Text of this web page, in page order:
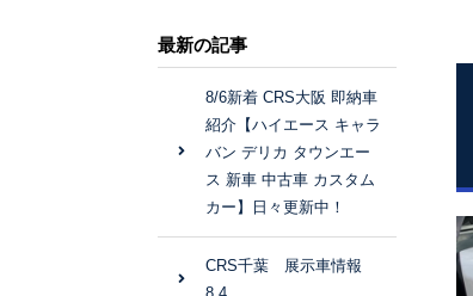
最新の記事
8/6新着 CRS大阪 即納車
紹介【ハイエース キャラ
バン デリカ タウンエー
ス 新車 中古車 カスタム
カー】日々更新中！
CRS千葉 展示車情報